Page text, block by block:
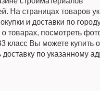
На страницах товаров
и доставки по
товарах, посмотреть
класс Вы можете купить
доставку по указанному